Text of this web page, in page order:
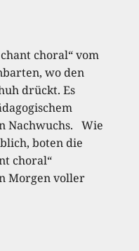
choral“ vom
wo den
drückt. Es
Nachwuchs. Wie
boten die
choral“
Morgen voller